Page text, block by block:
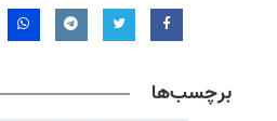
برچسب‌ها